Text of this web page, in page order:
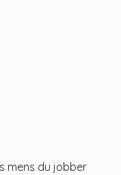
mens du jobber